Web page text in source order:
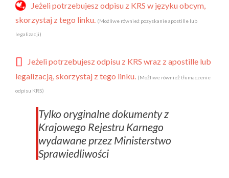
Jeżeli potrzebujesz odpisu z KRS w języku obcym,
skorzystaj z tego linku. (Możliwe również pozyskanie apostille lub
legalizacji)
Jeżeli potrzebujesz odpisu z KRS wraz z apostille lub
legalizacją, skorzystaj z tego linku. (Możliwe również tłumaczenie
odpisu KRS)
Tylko oryginalne dokumenty z
Krajowego Rejestru Karnego
wydawane przez Ministerstwo
Sprawiedliwości